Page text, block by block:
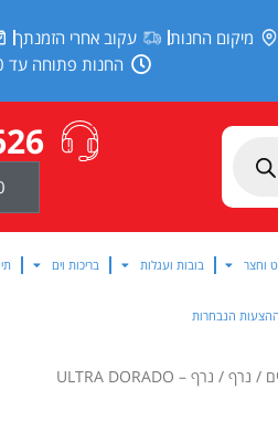
מיקום החנות עקוב אחרי הזמנתך
החנות פתוחה עד 20:00
וחצר בובות ועגלות בריכות וים
/ נרף / נרף – ULTRA DORADO